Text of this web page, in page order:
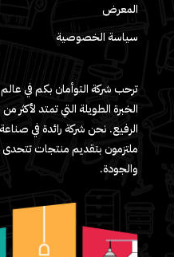
المعرض
سياسة الخصوصية
ترحب شركة التوأمان بكم في
الرفيع. نحن شركة رائدة في
ملتزمون بتقديم منتجات
والجودة.